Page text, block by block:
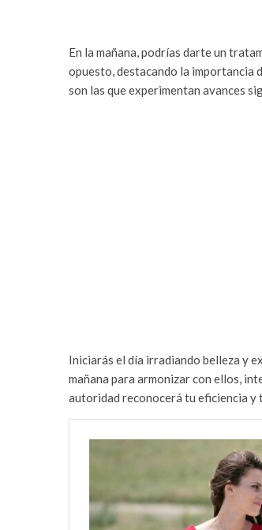
En la mañana, podrías darte un
opuesto, destacando la importancia
son las que experimentan avances
Iniciarás el día irradiando belleza y
mañana para armonizar con ellos,
autoridad reconocerá tu eficiencia y